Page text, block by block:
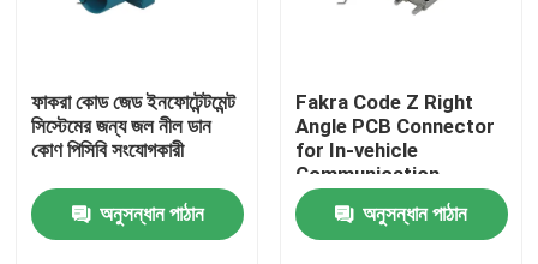
ভিডিও
আমাদের সম্পর্কে
কারখানা ভ্রমণ
মান নিয়ন্ত্রণ
ফাকরা কোড জেড ইনফোটেন্টমেন্ট
সিস্টেমের জন্য জল নীল ডান
কোণ পিসিবি সংযোগকারী
অনুসন্ধান পাঠান
Fakra Code Z Right
Angle PCB Connector
for In-vehicle
Communication
Systems. গাড়ির মধ্যে
যোগাযোগ ব্যবস্থার জন্য ডান
কোণ পিসিবি সংযোগকারী
অনুসন্ধান পাঠান